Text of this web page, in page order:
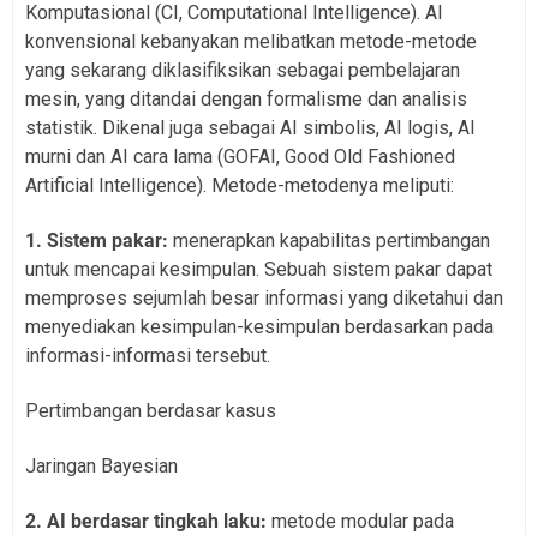
Komputasional (CI, Computational Intelligence). AI
konvensional kebanyakan melibatkan metode-metode
yang sekarang diklasifiksikan sebagai pembelajaran
mesin, yang ditandai dengan formalisme dan analisis
statistik. Dikenal juga sebagai AI simbolis, AI logis, AI
murni dan AI cara lama (GOFAI, Good Old Fashioned
Artificial Intelligence). Metode-metodenya meliputi:
1. Sistem pakar: menerapkan kapabilitas pertimbangan
untuk mencapai kesimpulan. Sebuah sistem pakar dapat
memproses sejumlah besar informasi yang diketahui dan
menyediakan kesimpulan-kesimpulan berdasarkan pada
informasi-informasi tersebut.
Pertimbangan berdasar kasus
Jaringan Bayesian
2. AI berdasar tingkah laku: metode modular pada